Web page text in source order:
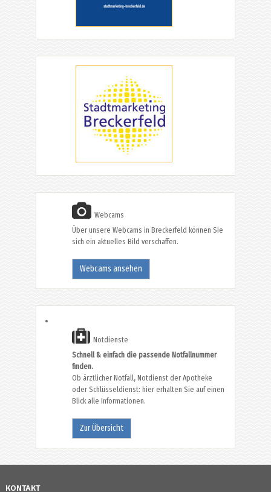
Webcams
Über unsere Webcams in Breckerfeld können Sie
sich ein aktuelles Bild verschaffen.
Webcams ansehen
Notdienste
Schnell & einfach die passende Notfallnummer
finden.
Ob ärztlicher Notfall, Notdienst der Apotheke
oder Schlüsseldienst: hier erhalten Sie auf einen
Blick alle Informationen.
Zur Übersicht
KONTAKT